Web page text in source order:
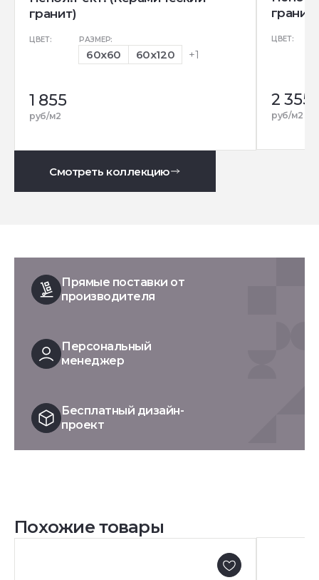
гранит)
ЦВЕТ: РАЗМЕР:
60x60 60x120 +1
1 855
руб/м2
гранит)
ЦВЕТ:
2 355
руб/м2
Смотреть коллекцию
Прямые поставки от
производителя
Персональный
менеджер
Бесплатный дизайн-
проект
Похожие товары